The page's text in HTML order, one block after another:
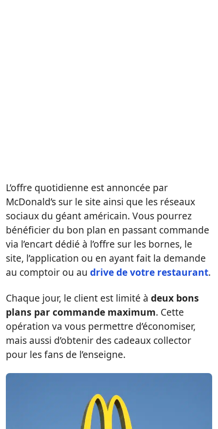
L’offre quotidienne est annoncée par
McDonald’s sur le site ainsi que les réseaux
sociaux du géant américain. Vous pourrez
bénéficier du bon plan en passant commande
via l’encart dédié à l’offre sur les bornes, le
site, l’application ou en ayant fait la demande
au comptoir ou au drive de votre restaurant.
Chaque jour, le client est limité à deux bons
plans par commande maximum. Cette
opération va vous permettre d’économiser,
mais aussi d’obtenir des cadeaux collector
pour les fans de l’enseigne.